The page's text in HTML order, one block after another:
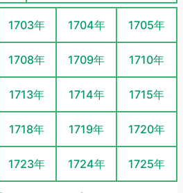
1703年 1704年 1705年
1708年 1709年 1710年
1713年 1714年 1715年
1718年 1719年 1720年
1723年 1724年 1725年